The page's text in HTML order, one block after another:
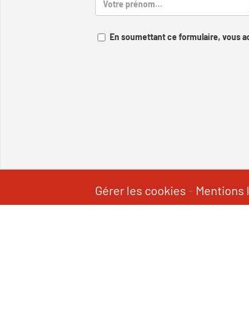
En soumettant ce formulaire, vous
Gérer les cookies - Mentions